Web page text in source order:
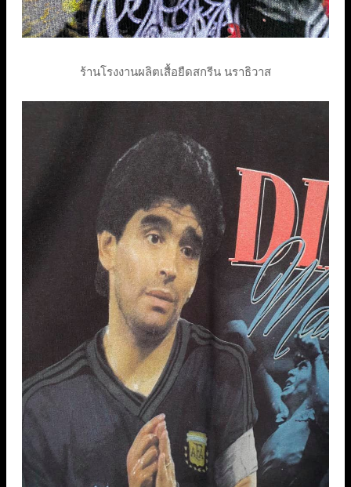
ร้านโรงงานผลิตเสื้อยืดสกรีน นราธิวาส